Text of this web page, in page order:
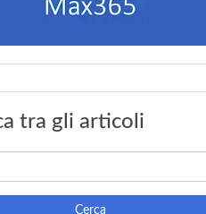
tra gli articoli
Cerca